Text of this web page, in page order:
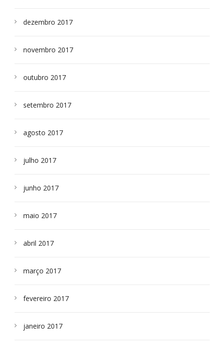
dezembro 2017
novembro 2017
outubro 2017
setembro 2017
agosto 2017
julho 2017
junho 2017
maio 2017
abril 2017
março 2017
fevereiro 2017
janeiro 2017